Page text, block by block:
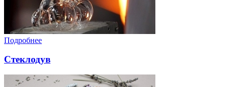
Подробнее
Стеклодув